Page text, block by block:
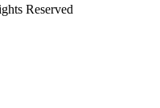
Reserved